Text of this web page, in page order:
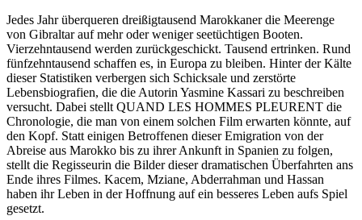
Jedes Jahr überqueren dreißigtausend Marokkaner die Meerenge
von Gibraltar auf mehr oder weniger seetüchtigen Booten.
Vierzehntausend werden zurückgeschickt. Tausend ertrinken. Rund
fünfzehntausend schaffen es, in Europa zu bleiben. Hinter der Kälte
dieser Statistiken verbergen sich Schicksale und zerstörte
Lebensbiografien, die die Autorin Yasmine Kassari zu beschreiben
versucht. Dabei stellt QUAND LES HOMMES PLEURENT die
Chronologie, die man von einem solchen Film erwarten könnte, auf
den Kopf. Statt einigen Betroffenen dieser Emigration von der
Abreise aus Marokko bis zu ihrer Ankunft in Spanien zu folgen,
stellt die Regisseurin die Bilder dieser dramatischen Überfahrten ans
Ende ihres Filmes. Kacem, Mziane, Abderrahman und Hassan
haben ihr Leben in der Hoffnung auf ein besseres Leben aufs Spiel
gesetzt.